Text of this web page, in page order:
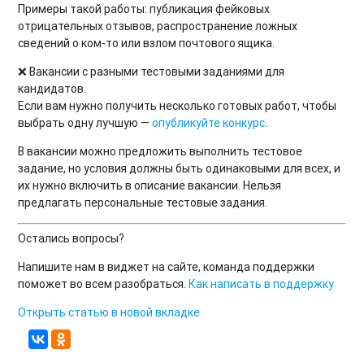
Примеры такой работы: публикация фейковых
отрицательных отзывов, распространение ложных
сведений о ком-то или взлом почтового ящика.
❌ Вакансии с разными тестовыми заданиями для
кандидатов.
Если вам нужно получить несколько готовых работ, чтобы
выбрать одну лучшую —опубликуйте конкурс.
В вакансии можно предложить выполнить тестовое
задание, но условия должны быть одинаковыми для всех, и
их нужно включить в описание вакансии. Нельзя
предлагать персональные тестовые задания.
Остались вопросы?
Напишите нам в виджет на сайте, команда поддержки
поможет во всем разобраться.Как написать в поддержку
Открыть статью в новой вкладке